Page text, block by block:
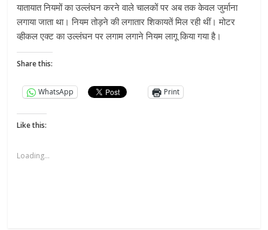
यातायात नियमों का उल्लंघन करने वाले चालकों पर अब तक केवल जुर्माना
लगाया जाता था। नियम तोड़ने की लगातार शिकायतें मिल रही थीं। मोटर
व्हीकल एक्ट का उल्लंघन पर लगाम लगाने नियम लागू किया गया है।
Share this:
WhatsApp Print
Like this:
Loading...